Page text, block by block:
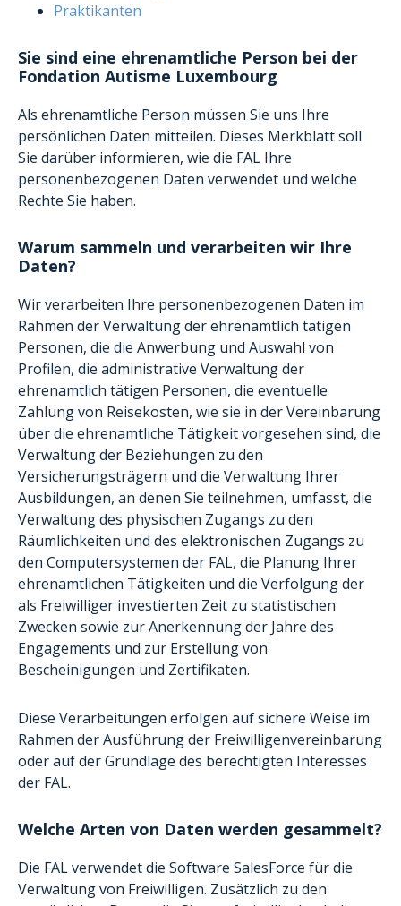
Praktikanten
Sie sind eine ehrenamtliche Person bei der
Fondation Autisme Luxembourg
Als ehrenamtliche Person müssen Sie uns Ihre
persönlichen Daten mitteilen. Dieses Merkblatt soll
Sie darüber informieren, wie die FAL Ihre
personenbezogenen Daten verwendet und welche
Rechte Sie haben.
Warum sammeln und verarbeiten wir Ihre
Daten?
Wir verarbeiten Ihre personenbezogenen Daten im
Rahmen der Verwaltung der ehrenamtlich tätigen
Personen, die die Anwerbung und Auswahl von
Profilen, die administrative Verwaltung der
ehrenamtlich tätigen Personen, die eventuelle
Zahlung von Reisekosten, wie sie in der Vereinbarung
über die ehrenamtliche Tätigkeit vorgesehen sind, die
Verwaltung der Beziehungen zu den
Versicherungsträgern und die Verwaltung Ihrer
Ausbildungen, an denen Sie teilnehmen, umfasst, die
Verwaltung des physischen Zugangs zu den
Räumlichkeiten und des elektronischen Zugangs zu
den Computersystemen der FAL, die Planung Ihrer
ehrenamtlichen Tätigkeiten und die Verfolgung der
als Freiwilliger investierten Zeit zu statistischen
Zwecken sowie zur Anerkennung der Jahre des
Engagements und zur Erstellung von
Bescheinigungen und Zertifikaten.
Diese Verarbeitungen erfolgen auf sichere Weise im
Rahmen der Ausführung der Freiwilligenvereinbarung
oder auf der Grundlage des berechtigten Interesses
der FAL.
Welche Arten von Daten werden gesammelt?
Die FAL verwendet die Software SalesForce für die
Verwaltung von Freiwilligen. Zusätzlich zu den